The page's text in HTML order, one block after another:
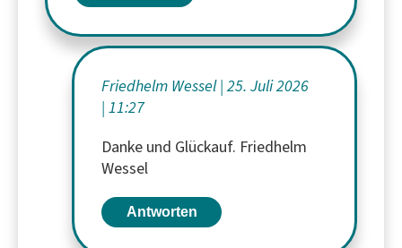
Friedhelm Wessel 25. Juli 2026
11:27
Danke und Glückauf. Friedhelm
Wessel
Antworten